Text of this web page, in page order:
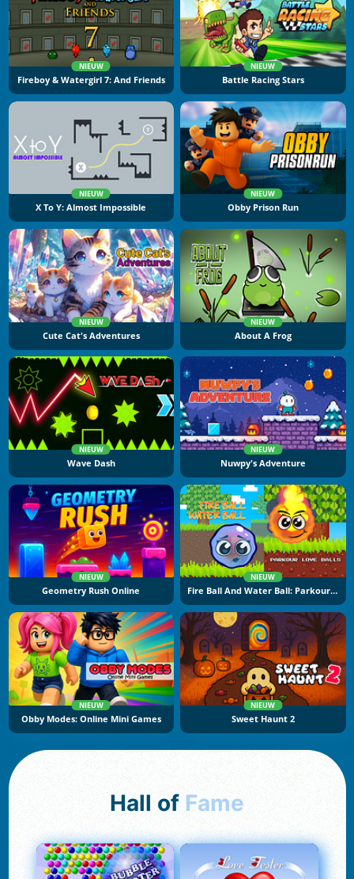
NIEUW
Fireboy & Watergirl 7: And Friends
NIEUW
Battle Racing Stars
NIEUW
X To Y: Almost Impossible
NIEUW
Obby Prison Run
NIEUW
Cute Cat's Adventures
NIEUW
About A Frog
NIEUW
Wave Dash
NIEUW
Nuwpy's Adventure
NIEUW
Geometry Rush Online
NIEUW
Fire Ball And Water Ball: Parkour Love Balls
NIEUW
Obby Modes: Online Mini Games
NIEUW
Sweet Haunt 2
Hall of Fame